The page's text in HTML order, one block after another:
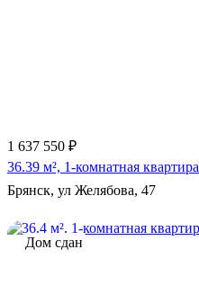
1 637 550 ₽
36.39 м², 1-комнатная квартира
Брянск, ул Желябова, 47
Дом сдан